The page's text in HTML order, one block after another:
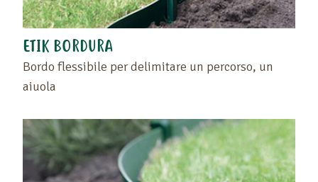
ETIK BORDURA
Bordo flessibile per delimitare un percorso, un
aiuola